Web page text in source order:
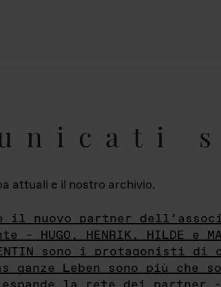
attuali e il nostro archivio.
è il nuovo partner
– HUGO, HENRIK, HILDE e
sono i protagonisti
ganze Leben sono più